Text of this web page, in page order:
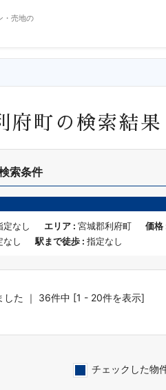
・売地の
府町の検索結果
索条件
定なし エリア : 宮城郡利府町 価格
なし
駅まで徒歩 : 指定なし
した ｜ 36件中 [1 - 20件を表示]
チェックした物